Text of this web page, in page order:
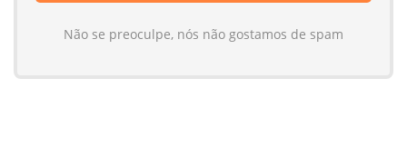
Não se preoculpe, nós não gostamos de spam